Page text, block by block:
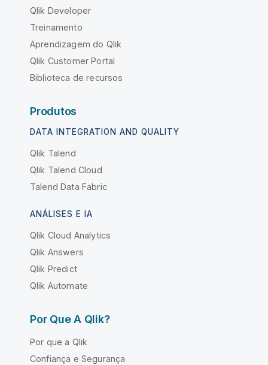
Qlik Developer
Treinamento
Aprendizagem do Qlik
Qlik Customer Portal
Biblioteca de recursos
Produtos
DATA INTEGRATION AND QUALITY
Qlik Talend
Qlik Talend Cloud
Talend Data Fabric
ANÁLISES E IA
Qlik Cloud Analytics
Qlik Answers
Qlik Predict
Qlik Automate
Por Que A Qlik?
Por que a Qlik
Confiança e Segurança